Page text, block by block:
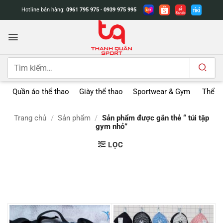
dung
Hotline bán hàng: 0961 795 975 - 0939 975 995
Tìm
Quần áo thể thao Giày thể thao Sportwear & Gym Thể
Trang chủ / Sản phẩm / Sản phẩm được gắn thẻ “ túi tập
gym nhỏ”
LỌC